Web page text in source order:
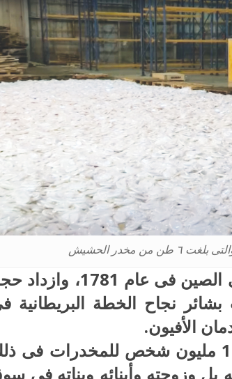
الحشيش
تم تصدير أول شحنة من الأفيون إلى الصين فى عام 1781،
بشائر نجاح الخطة البريطانية
الأفيون.
انهار المجتمع الصيني بعد إدمان 120 مليون شخص للمخدرات فى
بل وزوجته وأبنائه وبناته فى